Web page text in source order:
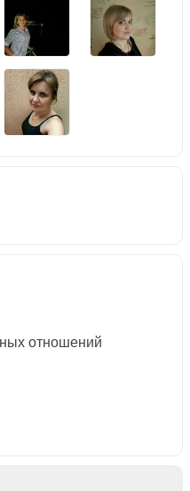
отношений